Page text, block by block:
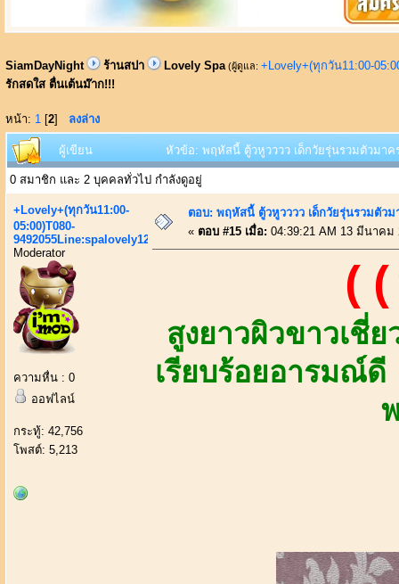
SiamDayNight ร้านสปา Lovely Spa (ผู้ดูแล: +Lovely+(ทุกวัน11:00-
รักสดใส ตื่นเต้นม๊าก!!!
หน้า: 1 [2] ลงล่าง
ผู้เขียน หัวข้อ: พฤหัสนี้ ตู้วหูวววว เด็กวัยรุ่นรวมตัวมา
0 สมาชิก และ 2 บุคคลทั่วไป กำลังดูอยู่
+Lovely+(ทุกวัน11:00-
05:00)T080-
9492055Line:spalovely123
Moderator
ความหื่น : 0
ออฟไลน์
กระทู้: 42,756
โพสต์: 5,213
ตอบ: พฤหัสนี้ ตู้วหูวววว เด็กวัยรุ่นรวมตัว
« ตอบ #15 เมื่อ: 04:39:21 AM 13 มีนาคม
((
สูงยาวผิวขาวเ
เรียบร้อยอารมณ์